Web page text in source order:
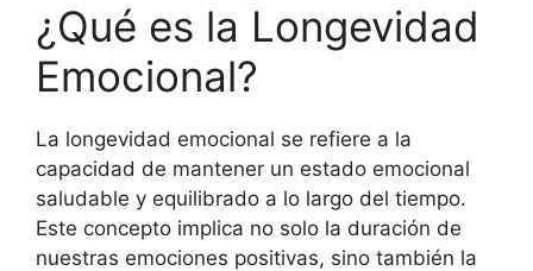
¿Qué es la Longevidad
Emocional?
La longevidad emocional se refiere a la
capacidad de mantener un estado emocional
saludable y equilibrado a lo largo del tiempo.
Este concepto implica no solo la duración de
nuestras emociones positivas, sino también la